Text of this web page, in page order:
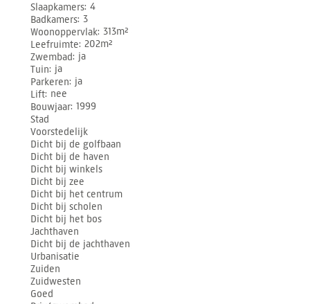
Slaapkamers 4
Badkamers 3
Woonoppervlak 313m²
Leefruimte 202m²
Zwembad ja
Tuin ja
Parkeren ja
Lift nee
Bouwjaar 1999
Stad
Voorstedelijk
Dicht bij de golfbaan
Dicht bij de haven
Dicht bij winkels
Dicht bij zee
Dicht bij het centrum
Dicht bij scholen
Dicht bij het bos
Jachthaven
Dicht bij de jachthaven
Urbanisatie
Zuiden
Zuidwesten
Goed